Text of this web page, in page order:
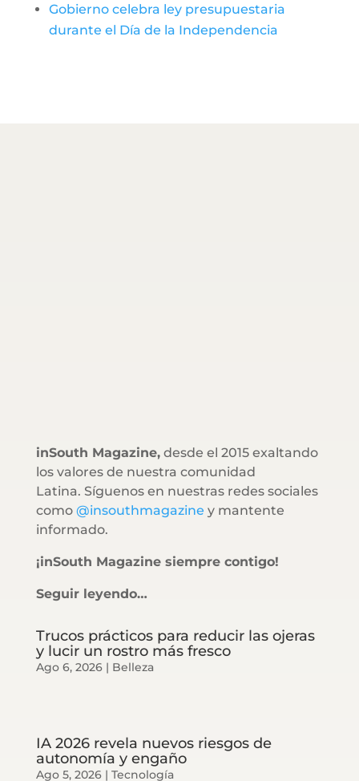
Gobierno celebra ley presupuestaria
durante el Día de la Independencia
inSouth Magazine,desde el 2015 exaltando
los valores de nuestra comunidad
Latina. Síguenos en nuestras redes sociales
como @insouthmagazine y mantente
informado.
¡inSouth Magazine siempre contigo!
Seguir leyendo…
Trucos prácticos para reducir las ojeras
y lucir un rostro más fresco
Ago 6, 2026| Belleza
IA 2026 revela nuevos riesgos de
autonomía y engaño
Ago 5, 2026| Tecnología